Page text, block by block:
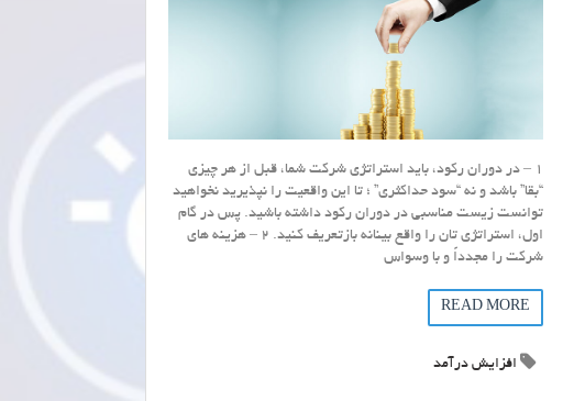
1 – در دوران رکود، باید استراتژی شرکت شما، قبل از هر چیزی
“بقا” باشد و نه “سود حداکثری” ؛ تا این واقعیت را نپذیرید نخواهید
توانست زیست مناسبی در دوران رکود داشته باشید. پس در گام
اول، استراتژی تان را واقع بینانه بازتعریف کنید. 2 – هزینه های
شرکت را مجدداً و با وسواس
READ MORE
افزایش درآمد